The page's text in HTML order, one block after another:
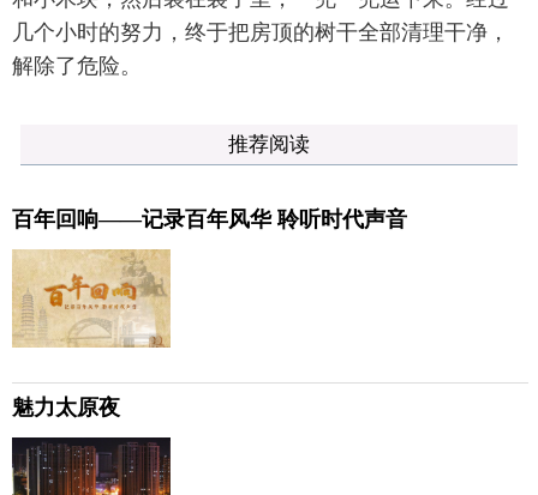
几个小时的努力，终于把房顶的树干全部清理干净，
解除了危险。
推荐阅读
百年回响——记录百年风华 聆听时代声音
魅力太原夜